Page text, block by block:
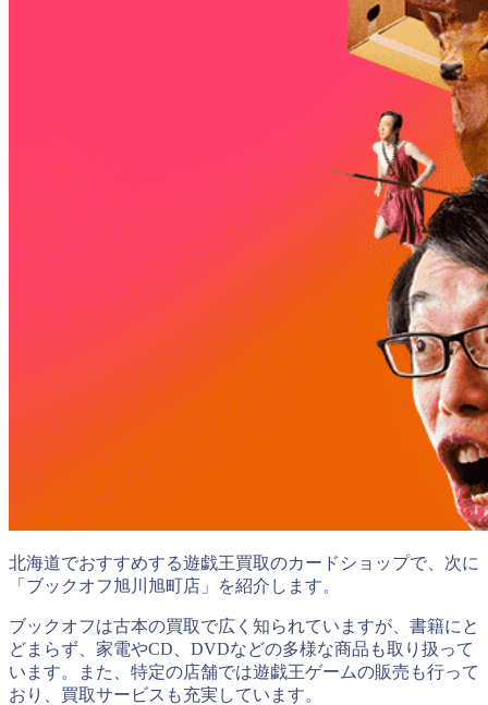
北海道でおすすめする遊戯王買取のカードショップで、次に
「ブックオフ旭川旭町店」を紹介します。
ブックオフは古本の買取で広く知られていますが、書籍にと
どまらず、家電やCD、DVDなどの多様な商品も取り扱って
います。また、特定の店舗では遊戯王ゲームの販売も行って
おり、買取サービスも充実しています。